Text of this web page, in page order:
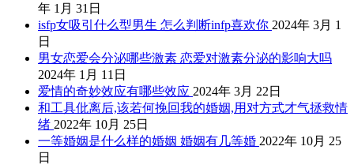
年 1月 31日
isfp女吸引什么型男生 怎么判断infp喜欢你 2024年 3月 1
日
男女恋爱会分泌哪些激素 恋爱对激素分泌的影响大吗
2024年 1月 11日
爱情的奇妙效应有哪些效应 2024年 3月 22日
和工具仳离后,该若何挽回我的婚姻,用对方式才气拯救情
绪 2022年 10月 25日
一等婚姻是什么样的婚姻 婚姻有几等婚 2022年 10月 25
日